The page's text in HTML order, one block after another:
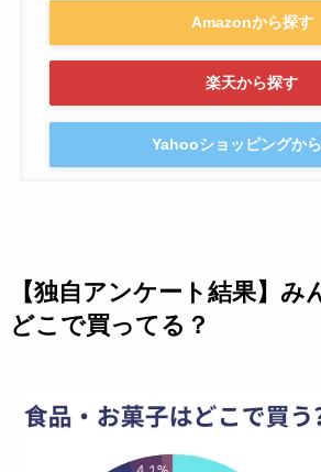
Amazonから探す
楽天から探す
Yahooショッピングか
【独自アンケート結果】み
どこで買ってる？